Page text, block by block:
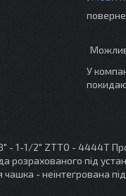
У
- 1-1/2" ZTTO - 4444T
розрахованого під
- неінтегрована